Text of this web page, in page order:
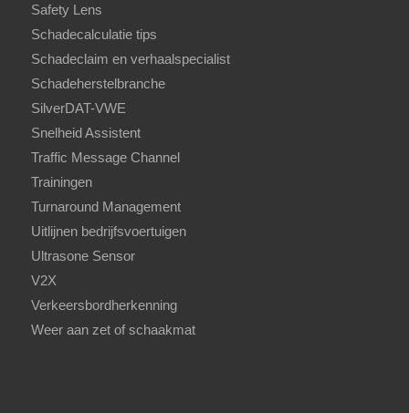
Safety Lens
Schadecalculatie tips
Schadeclaim en verhaalspecialist
Schadeherstelbranche
SilverDAT-VWE
Snelheid Assistent
Traffic Message Channel
Trainingen
Turnaround Management
Uitlijnen bedrijfsvoertuigen
Ultrasone Sensor
V2X
Verkeersbordherkenning
Weer aan zet of schaakmat